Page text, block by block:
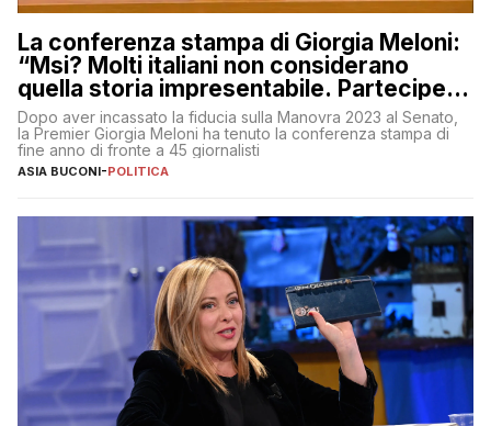
La conferenza stampa di Giorgia Meloni:
“Msi? Molti italiani non considerano
quella storia impresentabile. Parteciperò
al 25 aprile”
Dopo aver incassato la fiducia sulla Manovra 2023 al Senato,
la Premier Giorgia Meloni ha tenuto la conferenza stampa di
fine anno di fronte a 45 giornalisti
ASIA BUCONI-POLITICA